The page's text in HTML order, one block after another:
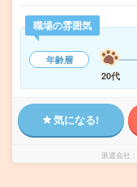
職場の雰囲気
年齢層
20代
気になる!
派遣会社